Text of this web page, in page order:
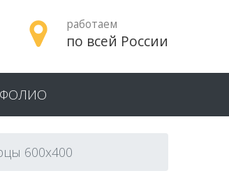
работаем
по всей России
600x400